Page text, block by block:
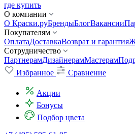
где купить
О компании
О Краски.руБрендыБлогВакансии
Покупателям
ОплатаДоставкаВозврат и гарантия
Сотрудничество
ПартнерамДизайнерамМастерам
Избранное
Сравнение
Акции
Бонусы
Подбор цвета